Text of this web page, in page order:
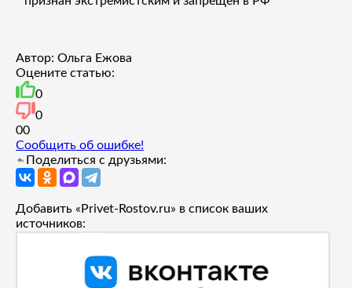
Автор: Ольга Ежова
Оцените статью:
0
0
00
Сообщить об ошибке!
Поделиться с друзьями:
Добавить «Privet-Rostov.ru» в список ваших
источников: